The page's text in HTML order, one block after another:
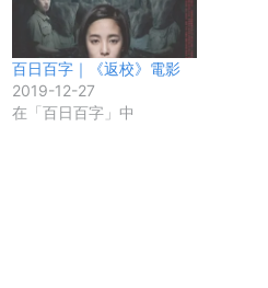
百日百字｜《返校》電影
2019-12-27
在「百日百字」中